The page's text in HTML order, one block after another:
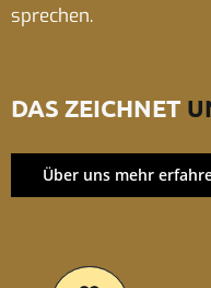
sprechen.
DAS ZEICHNET
Über uns mehr